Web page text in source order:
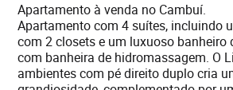
Apartamento à venda no Cambuí.
Apartamento com 4 suítes, incluindo
com 2 closets e um luxuoso banheiro
com banheira de hidromassagem. O
ambientes com pé direito duplo cria